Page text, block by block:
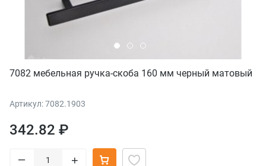
7082 мебельная ручка-скоба 160 мм черный матовый
Артикул: 7082.1903
342.82 ₽
– +